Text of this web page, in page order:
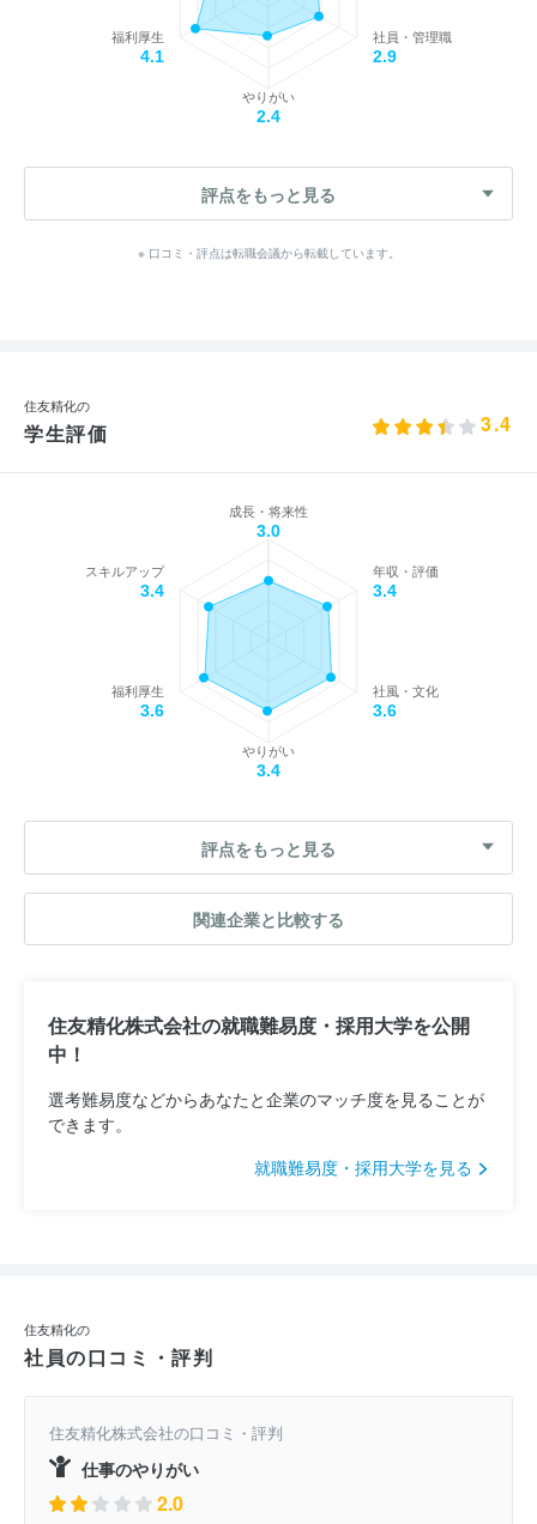
社員・管理職
2.9
やりがい
2.4
福利厚生
4.1
評点をもっと見る
※ 口コミ・評点は転職会議から転載しています。
住友精化の
学生評価 3.4
成長・将来性
3.0
年収・評価
3.4
社風・文化
3.6
やりがい
3.4
福利厚生
3.6
スキルアップ
3.4
評点をもっと見る
関連企業と比較する
住友精化株式会社の就職難易度・採用大学を公開
中！
選考難易度などからあなたと企業のマッチ度を見ることが
できます。
就職難易度・採用大学を見る
住友精化の
社員の口コミ・評判
住友精化株式会社の口コミ・評判
仕事のやりがい
2.0